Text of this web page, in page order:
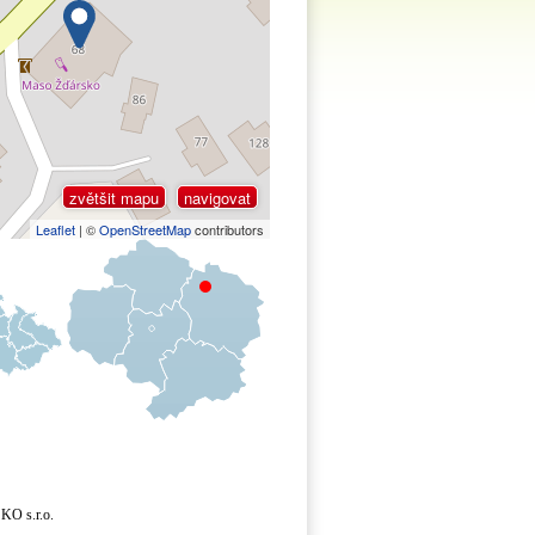
zvětšit mapu navigovat
Leaflet | ©OpenStreetMapcontributors